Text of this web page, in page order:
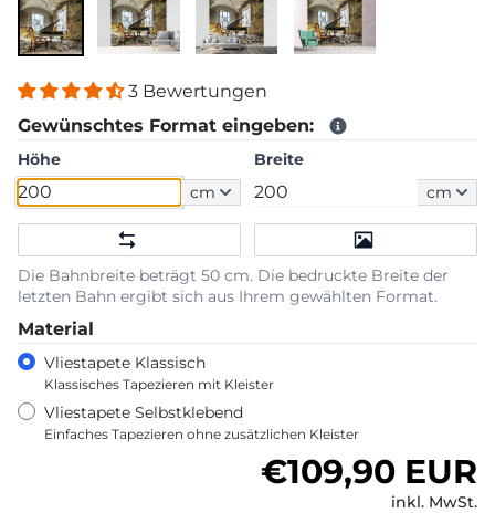
3 Bewertungen
Gewünschtes Format eingeben:
Höhe
cm
Breite
cm
Die Bahnbreite beträgt 50 cm. Die bedruckte Breite der
letzten Bahn ergibt sich aus Ihrem gewählten Format.
Material
Vliestapete Klassisch
Klassisches Tapezieren mit Kleister
Vliestapete Selbstklebend
Einfaches Tapezieren ohne zusätzlichen Kleister
Normaler
€109,90 EUR
inkl. MwSt.